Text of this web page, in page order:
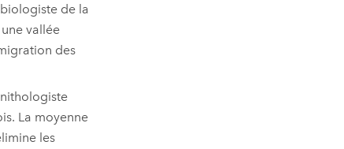
de la
vallée
des
La moyenne
les